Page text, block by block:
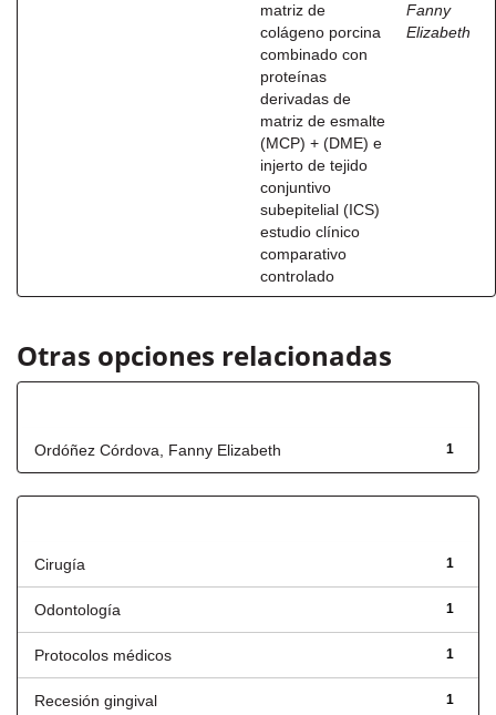
matriz de
colágeno porcina
combinado con
proteínas
derivadas de
matriz de esmalte
(MCP) + (DME) e
injerto de tejido
conjuntivo
subepitelial (ICS)
estudio clínico
comparativo
controlado
Fanny
Elizabeth
Otras opciones relacionadas
1
Ordóñez Córdova, Fanny Elizabeth
1
Cirugía
1
Odontología
1
Protocolos médicos
1
Recesión gingival